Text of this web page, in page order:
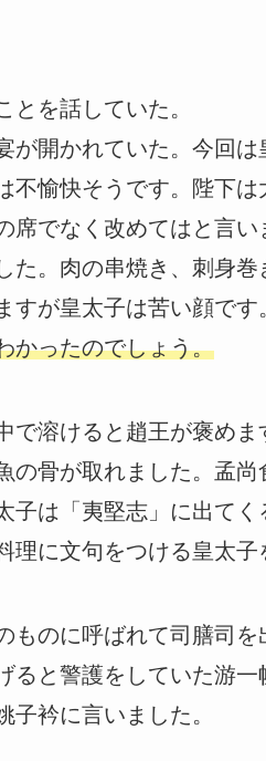
とを話していた。
が開かれていた。今回
不愉快そうです。陛下
席でなく改めてはと言い
た。肉の串焼き、刺身
すが皇太子は苦い顔です
かったのでしょう。
で溶けると趙王が褒めま
の骨が取れました。孟
子は「夷堅志」に出て
理に文句をつける皇太子
ものに呼ばれて司膳司
ると警護をしていた游
子衿に言いました。